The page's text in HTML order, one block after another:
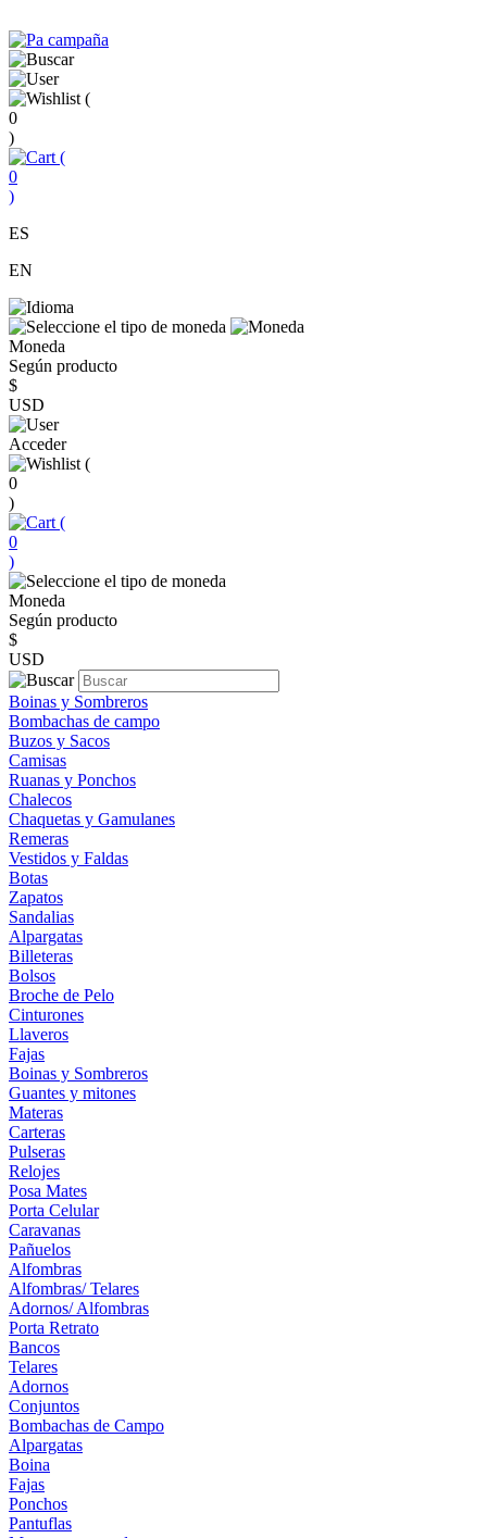
(
0
)
(
0
)
ES
EN
Moneda
Según producto
$
USD
Acceder
(
0
)
(
0
)
Moneda
Según producto
$
USD
Boinas y Sombreros
Bombachas de campo
Buzos y Sacos
Camisas
Ruanas y Ponchos
Chalecos
Chaquetas y Gamulanes
Remeras
Vestidos y Faldas
Botas
Zapatos
Sandalias
Alpargatas
Billeteras
Bolsos
Broche de Pelo
Cinturones
Llaveros
Fajas
Boinas y Sombreros
Guantes y mitones
Materas
Carteras
Pulseras
Relojes
Posa Mates
Porta Celular
Caravanas
Pañuelos
Alfombras
Alfombras/ Telares
Adornos/ Alfombras
Porta Retrato
Bancos
Telares
Adornos
Conjuntos
Bombachas de Campo
Alpargatas
Boina
Fajas
Ponchos
Pantuflas